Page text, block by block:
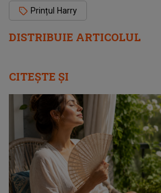
DISTRIBUIE ARTICOLUL
Prințul Harry
CITEȘTE ȘI